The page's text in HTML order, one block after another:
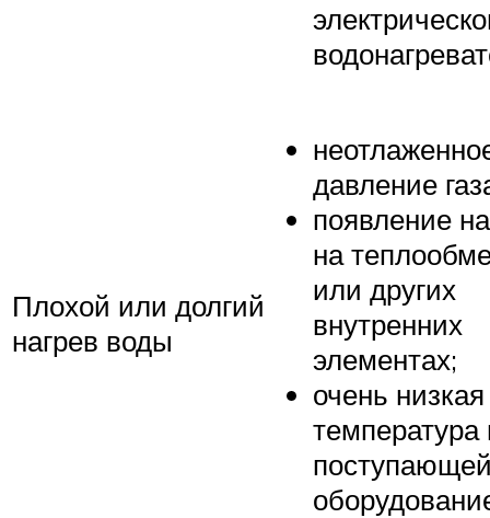
Плохой или долгий
нагрев воды
давление
появление
на
или других
внутренних
элементах;
очень низкая